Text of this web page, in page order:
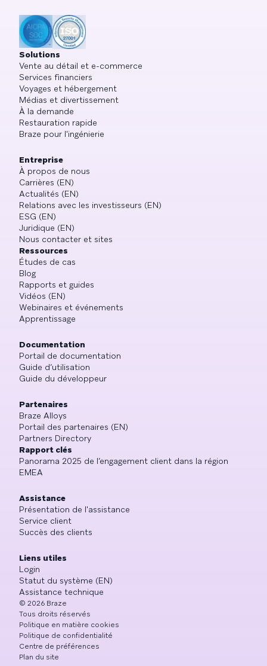
Solutions
Vente au détail et e-commerce
Services financiers
Voyages et hébergement
Médias et divertissement
À la demande
Restauration rapide
Braze pour l'ingénierie
Entreprise
À propos de nous
Carrières (EN)
Actualités (EN)
Relations avec les investisseurs (EN)
ESG (EN)
Juridique (EN)
Nous contacter et sites
Ressources
Études de cas
Blog
Rapports et guides
Vidéos (EN)
Webinaires et événements
Apprentissage
Documentation
Portail de documentation
Guide d’utilisation
Guide du développeur
Partenaires
Braze Alloys
Portail des partenaires (EN)
Partners Directory
Rapport clés
Panorama 2025 de l’engagement client dans la région
EMEA
Assistance
Présentation de l'assistance
Service client
Succès des clients
Liens utiles
Login
Statut du système (EN)
Assistance technique
© 2026 Braze
Tous droits réservés
Politique en matière cookies
Politique de confidentialité
Centre de préférences
Plan du site